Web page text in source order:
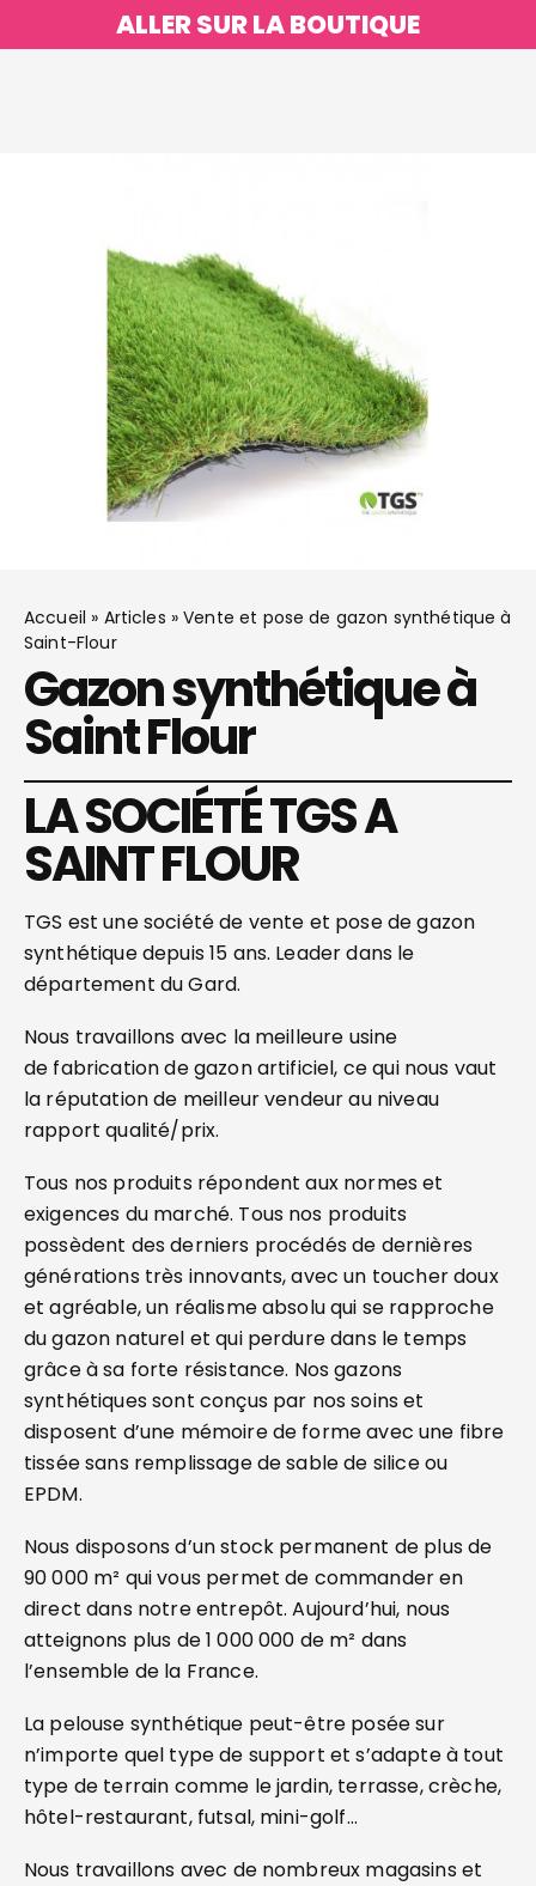
ALLER SUR LA BOUTIQUE
Accueil » Articles »Vente et pose de gazon synthétique à
Saint-Flour
Gazon synthétique à
Saint Flour
LA SOCIÉTÉ TGS A
SAINT FLOUR
TGS est une société de vente et pose de gazon
synthétique depuis 15 ans. Leader dans le
département du Gard.
Nous travaillons avec la meilleure usine
de fabrication de gazon artificiel, ce qui nous vaut
la réputation de meilleur vendeur au niveau
rapport qualité/prix.
Tous nos produits répondent aux normes et
exigences du marché. Tous nos produits
possèdent des derniers procédés de dernières
générations très innovants, avec un toucher doux
et agréable, un réalisme absolu qui se rapproche
du gazon naturel et qui perdure dans le temps
grâce à sa forte résistance. Nos gazons
synthétiques sont conçus par nos soins et
disposent d’une mémoire de forme avec une fibre
tissée sans remplissage de sable de silice ou
EPDM.
Nous disposons d’un stock permanent de plus de
90 000 m² qui vous permet de commander en
direct dans notre entrepôt. Aujourd’hui, nous
atteignons plus de 1 000 000 de m² dans
l’ensemble de la France.
La pelouse synthétique peut-être posée sur
n’importe quel type de support et s’adapte à tout
type de terrain comme le jardin, terrasse, crèche,
hôtel-restaurant, futsal, mini-golf…
Nous travaillons avec de nombreux magasins et